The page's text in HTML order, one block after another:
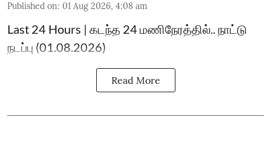
Published on: 01 Aug 2026, 4:08 am
Last 24 Hours | கடந்த 24 மணிநேரத்தில்.. நாட்டு
நடப்பு (01.08.2026)
Read More